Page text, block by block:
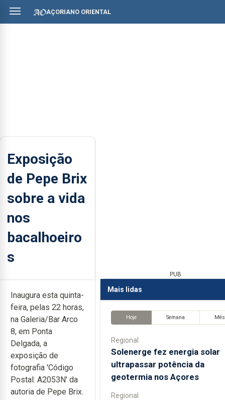
AÇORIANO ORIENTAL
Exposição
de Pepe Brix
sobre a vida
nos
bacalhoeiro
s
Inaugura esta quinta-
feira, pelas 22 horas,
na Galeria/Bar Arco
8, em Ponta
Delgada, a
exposição de
fotografia 'Código
Postal: A2053N' da
autoria de Pepe Brix.
PUB
Mais lidas
Hoje Semana Mês
Regional
Solenerge fez energia solar
ultrapassar potência da
geotermia nos Açores
Regional